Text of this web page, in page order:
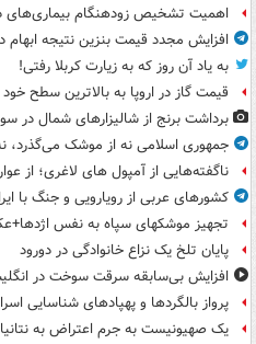
اهمیت تشخیص زودهنگام بیماری‌های
افزایش مجدد قیمت بنزین نتیجه ابهام
به یاد آن روز که به زیارت کربلا رفتی!
قیمت گاز در اروپا به بالاترین سطح خود از ۲۰۲۳
برداشت برنج از شالیزارهای شمال در
جمهوری اسلامی نه از موشک می‌گذرد،
ناگفته‌هایی از آمپول های لاغری؛ از
کشورهای عربی از رویارویی و جنگ با
تجهیز موشکهای سپاه به نفس
پایان تلخ یک نزاع خانوادگی در دورود
افزایش بی‌سابقه سرقت سوخت در
پرواز بالگردها و پهپادهای شناسایی
یک صهیونیست به جرم اعتراض به